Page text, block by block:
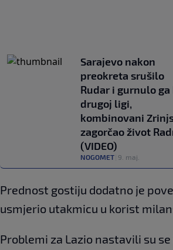
Sarajevo nakon
preokreta srušilo
Rudar i gurnulo ga
drugoj ligi,
kombinovani
zagorčao život
(VIDEO)
NOGOMET 9. maj.
Prednost gostiju dodatno je
usmjerio utakmicu u korist
Problemi za Lazio nastavili su